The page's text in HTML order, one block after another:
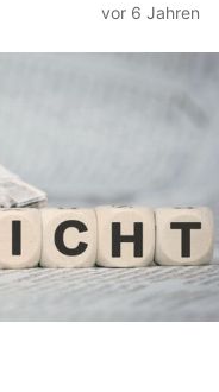
vor 6 Jahren